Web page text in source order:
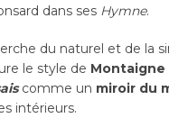
dans ses Hymne.
du naturel et de la
le style de Montaigne
comme un miroir du
intérieurs.